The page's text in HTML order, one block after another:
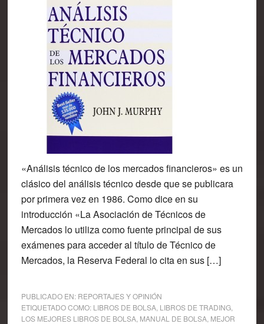
«Análisis técnico de los mercados financieros» es un
clásico del análisis técnico desde que se publicara
por primera vez en 1986. Como dice en su
introducción «La Asociación de Técnicos de
Mercados lo utiliza como fuente principal de sus
exámenes para acceder al título de Técnico de
Mercados, la Reserva Federal lo cita en sus […]
PUBLICADO EN: REPORTAJES Y OPINIÓN
ETIQUETADO COMO: LIBROS DE BOLSA, LIBROS DE TRADING,
LOS MEJORES LIBROS DE BOLSA, MANUAL DE BOLSA, MEJOR